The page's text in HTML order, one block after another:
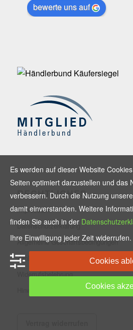
bewerte uns auf
RECHTLICHES
Impressum
Datenschutzerklärung
Allgemeine Geschäftsbedingungen
Zahlungsmethoden und Versand
Widerrufsbelehrung
Hinweise zur Batterieentsorgung
Es werden auf dieser Website
Seiten optimiert darzustellen und das
verbessern. Durch die Nutzung
damit einverstanden. Weitere
finden Sie auch in der
Ihre Einwilligung jeder Zeit widerrufen.
Cookies
Cookies